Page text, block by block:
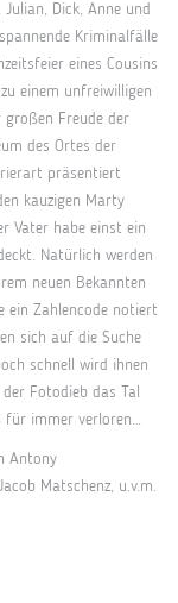
Dick, Anne und
Kriminalfälle
eines Cousins
einem unfreiwilligen
Freude der
des Ortes der
präsentiert
kauzigen Marty
Vater habe einst ein
Natürlich werden
neuen Bekannten
ein Zahlencode notiert
sich auf die Suche
schnell wird ihnen
Fotodieb das Tal
für immer verloren…
Antony
Matschenz, u.v.m.